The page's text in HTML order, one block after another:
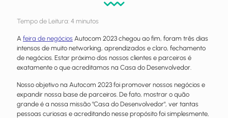
Tempo de Leitura: 4 minutos
A feira de negócios Autocom 2023 chegou ao fim, foram três dias
intensos de muito networking, aprendizados e claro, fechamento
de negócios. Estar próximo dos nossos clientes e parceiros é
exatamente o que acreditamos na Casa do Desenvolvedor.
Nosso objetivo na Autocom 2023 foi promover nossos negócios e
expandir nossa base de parceiros. De fato, mostrar o quão
grande é a nossa missão "Casa do Desenvolvedor", ver tantas
pessoas curiosas e acreditando nesse propósito foi simplesmente,